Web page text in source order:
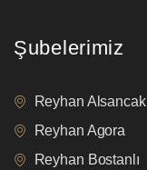
Şubelerimiz
Reyhan Alsancak
Reyhan Agora
Reyhan Bostanlı